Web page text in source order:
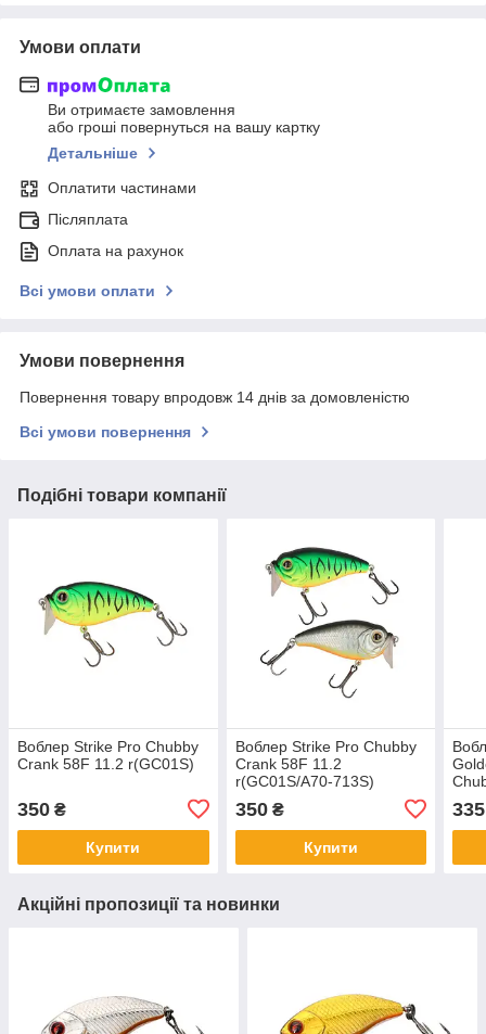
Умови оплати
Ви отримаєте замовлення
або гроші повернуться на вашу картку
Детальніше
Оплатити частинами
Післяплата
Оплата на рахунок
Всі умови оплати
Умови повернення
Повернення товару впродовж 14 днів за домовленістю
Всі умови повернення
Подібні товари компанії
Воблер Strike Pro Chubby
Crank 58F 11.2 r(GC01S)
350 ₴
Купити
Воблер Strike Pro Chubby
Crank 58F 11.2
r(GC01S/A70-713S)
350₴
Купити
335
Акційні пропозиції та новинки